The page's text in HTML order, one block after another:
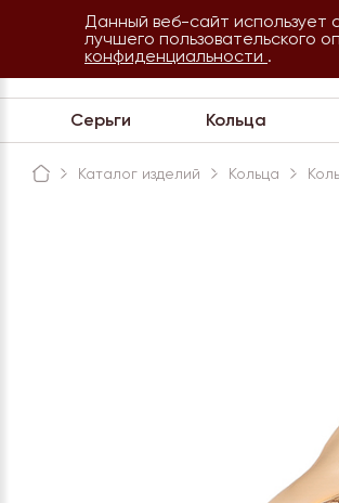
Сочи
8 800 234 35 54
Обратная связь
Серьги Кольца
Каталог изделий Кольца
Данный веб-сайт использует
лучшего пользовательского
конфиденциальности .